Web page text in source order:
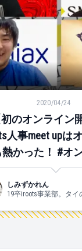
第6弾を開催し
のオンライン開催
2020/04/24
初のオンライン
人事meet upは
かった！ #オ
催
しみずかれん
19卒iroots事業部。タイ
験があります。 好きな